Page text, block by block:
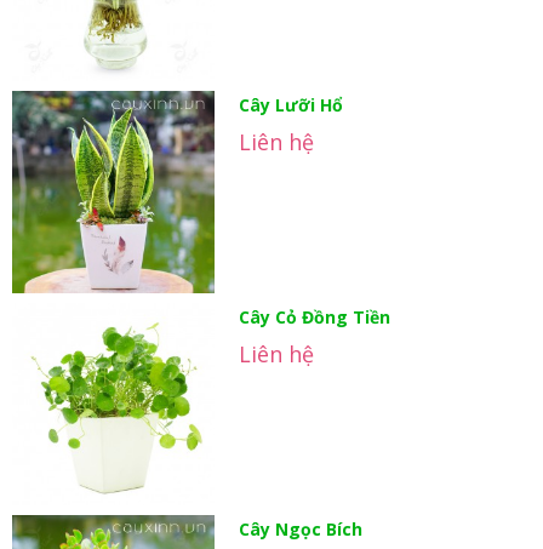
Cây Lưỡi Hổ
Liên hệ
Cây Cỏ Đồng Tiền
Liên hệ
Cây Ngọc Bích